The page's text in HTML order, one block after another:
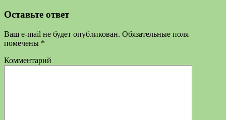
Оставьте ответ
Ваш e-mail не будет опубликован. Обязательные поля
помечены *
Комментарий